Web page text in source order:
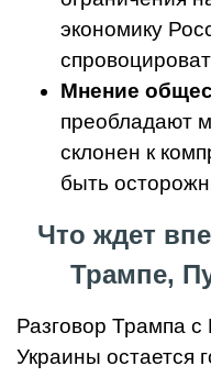
экономику
Мнение
преобладают
склонен к
быть
Что ждет
Трампе,
Разговор Трампа
Украины остается